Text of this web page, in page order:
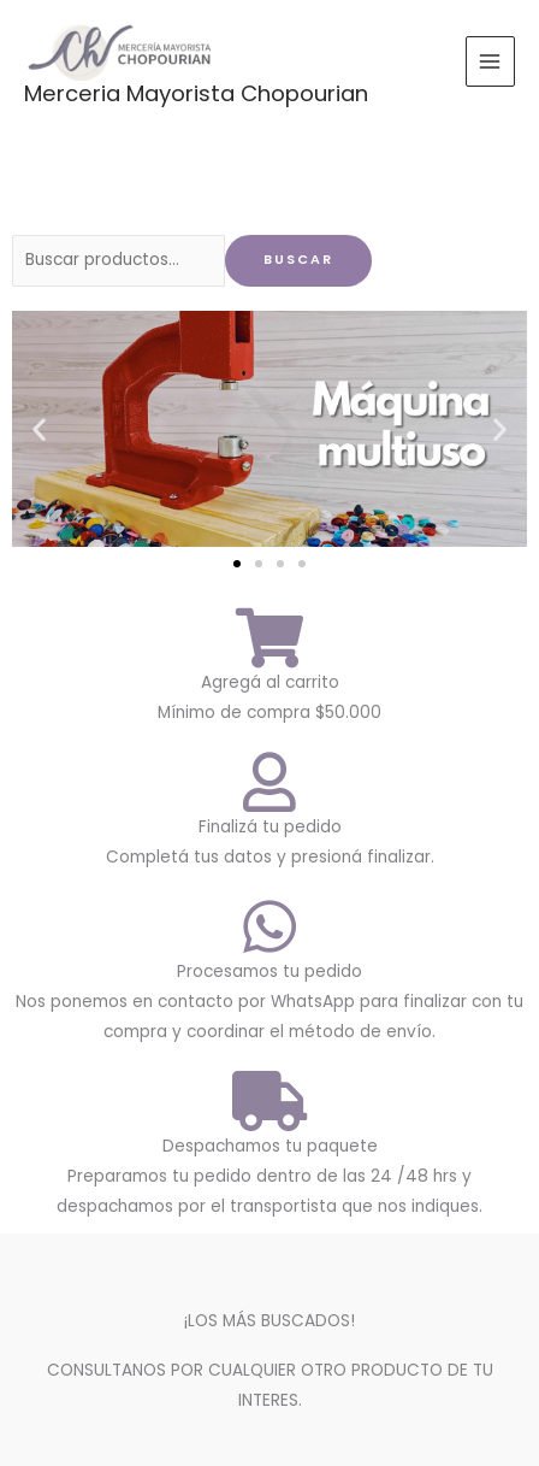
contenido
Merceria Mayorista Chopourian
Buscar
BUSCAR
Agregá al carrito
Mínimo de compra $50.000
Finalizá tu pedido
Completá tus datos y presioná finalizar.
Procesamos tu pedido
Nos ponemos en contacto por WhatsApp para finalizar con tu
compra y coordinar el método de envío.
Despachamos tu paquete
Preparamos tu pedido dentro de las 24 /48 hrs y
despachamos por el transportista que nos indiques.
¡LOS MÁS BUSCADOS!
CONSULTANOS POR CUALQUIER OTRO PRODUCTO DE TU
INTERES.